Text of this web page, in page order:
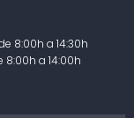
8:00h a 14:30h
8:00h a 14:00h